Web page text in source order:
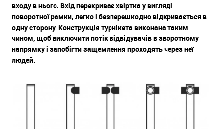
входу в нього. Вхід перекриває хвіртка у вигляді
поворотної рамки, легко і безперешкодно відкривається в
одну сторону. Конструкція турнікета виконана таким
чином, щоб виключити потік відвідувачів в зворотному
напрямку і запобігти защемлення проходять через неї
людей.